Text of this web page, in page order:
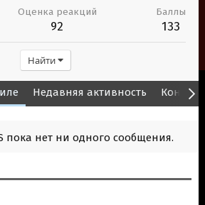
Оценка реакций
92
Баллы
133
Найти
Недавняя активность Контент
пока нет ни одного сообщения.